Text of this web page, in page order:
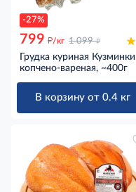
-27%
799 д/кг 1 099 д
Грудка куриная Кузминки
копчено-вареная, ~400г
В корзину от 0.4 кг